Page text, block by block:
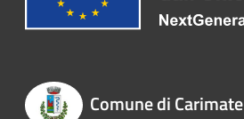
Comune di Carimate